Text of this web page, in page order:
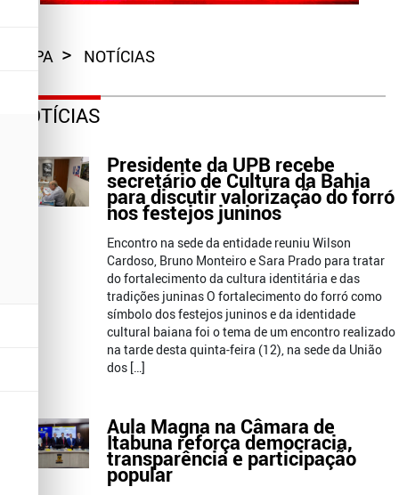
CAPA NOTÍCIAS
NOTÍCIAS
Presidente da UPB recebe
secretário de Cultura da Bahia
para discutir valorização do forró
nos festejos juninos
Encontro na sede da entidade reuniu Wilson
Cardoso, Bruno Monteiro e Sara Prado para tratar
do fortalecimento da cultura identitária e das
tradições juninas O fortalecimento do forró como
símbolo dos festejos juninos e da identidade
cultural baiana foi o tema de um encontro realizado
na tarde desta quinta-feira (12), na sede da União
dos […]
Aula Magna na Câmara de
Itabuna reforça democracia,
transparência e participação
popular